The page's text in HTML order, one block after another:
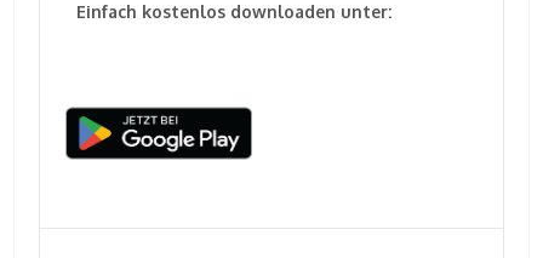
Einfach kostenlos downloaden unter: